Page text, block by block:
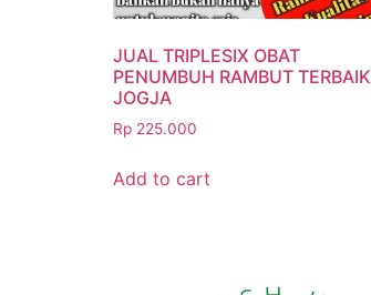
JUAL TRIPLESIX OBAT
PENUMBUH RAMBUT TERBAIK
JOGJA
Rp 225.000
Add to cart